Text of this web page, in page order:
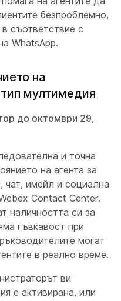
безпроблемно,
съответствие с
WhatsApp.
на
тип мултимедия
до октомври 29,
и точна
на агента за
чат, имейл и социална
Contact Center.
наличността си за
гъвкавост при
могат
в реално време.
ви
е активирана, или